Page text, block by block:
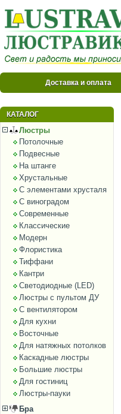
Доставка и оплата
КАТАЛОГ
Люстры
Потолочные
Подвесные
На штанге
Хрустальные
С элементами хрусталя
С виноградом
Современные
Классические
Модерн
Флористика
Тиффани
Кантри
Светодиодные (LED)
Люстры с пультом ДУ
С вентилятором
Для кухни
Восточные
Для натяжных потолков
Каскадные люстры
Большие люстры
Для гостиниц
Люстры-пауки
Бра